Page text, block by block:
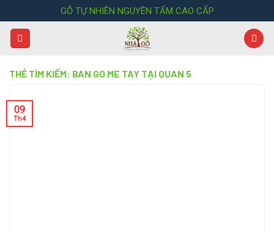
to
content
GỖ TỰ NHIÊN NGUYÊN TẤM CAO CẤP
THẺ TÌM KIẾM: BAN GO ME TAY TẠI QUAN 5
09
Th4